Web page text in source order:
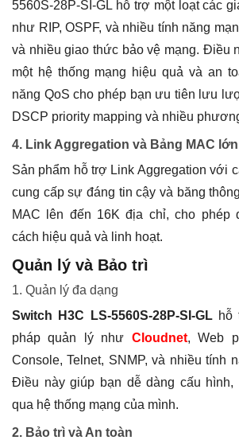
5560S-28P-SI-GL hỗ trợ một loạt các
như RIP, OSPF, và nhiều tính năng
và nhiều giao thức bảo vệ mạng. Điều
một hệ thống mạng hiệu quả và an
năng QoS cho phép bạn ưu tiên lưu
DSCP priority mapping và nhiều
4. Link Aggregation và Bảng MAC lớn
Sản phẩm hỗ trợ Link Aggregation với
cung cấp sự đáng tin cậy và băng
MAC lên đến 16K địa chỉ, cho phép
cách hiệu quả và linh hoạt.
Quản lý và Bảo trì
1. Quản lý đa dạng
Switch H3C LS-5560S-28P-SI-GLhỗ
pháp quản lý như Cloudnet, Web
Console, Telnet, SNMP, và nhiều tính
Điều này giúp bạn dễ dàng cấu hình,
qua hệ thống mạng của mình.
2. Bảo trì và An toàn